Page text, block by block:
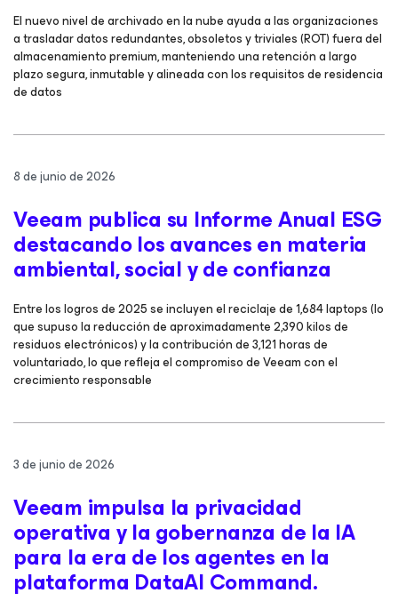
El nuevo nivel de archivado en la nube ayuda a las organizaciones
a trasladar datos redundantes, obsoletos y triviales (ROT) fuera del
almacenamiento premium, manteniendo una retención a largo
plazo segura, inmutable y alineada con los requisitos de residencia
de datos
8 de junio de 2026
Veeam publica su Informe Anual ESG
destacando los avances en materia
ambiental, social y de confianza
Entre los logros de 2025 se incluyen el reciclaje de 1,684 laptops (lo
que supuso la reducción de aproximadamente 2,390 kilos de
residuos electrónicos) y la contribución de 3,121 horas de
voluntariado, lo que refleja el compromiso de Veeam con el
crecimiento responsable
3 de junio de 2026
Veeam impulsa la privacidad
operativa y la gobernanza de la IA
para la era de los agentes en la
plataforma DataAI Command.